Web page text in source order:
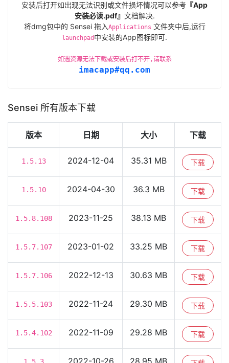
安装后打开如出现无法识别或文件损坏情况可以参考 『App
安装必读.pdf』 文档解决.
将dmg包中的 Sensei 拖入Applications 文件夹中后,运行
launchpad 中安装的App图标即可.
如遇资源无法下载或安装后打不开,请联系
imacapp#qq.com
Sensei 所有版本下载
版本 日期 大小 下载
1.5.13 2024-12-04 35.31 MB 下载
1.5.10 2024-04-30 36.3 MB 下载
1.5.8.108 2023-11-25 38.13 MB 下载
1.5.7.107 2023-01-02 33.25 MB 下载
1.5.7.106 2022-12-13 30.63 MB 下载
1.5.5.103 2022-11-24 29.30 MB 下载
1.5.4.102 2022-11-09 29.28 MB 下载
1.5.3 2022-10-26 28.95 MB